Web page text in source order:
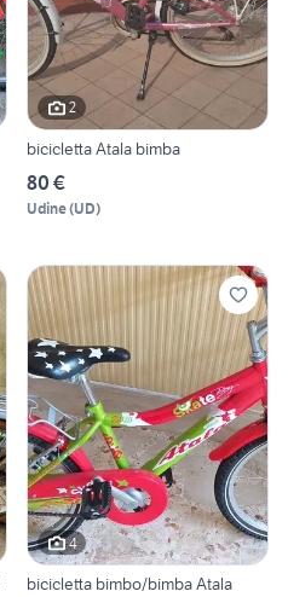
2
bicicletta Atala bimba
80 €
Udine(UD)
4
bicicletta bimbo/bimba Atala